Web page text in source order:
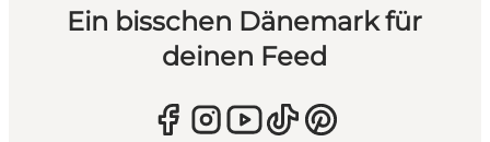
Ein bisschen Dänemark für
deinen Feed